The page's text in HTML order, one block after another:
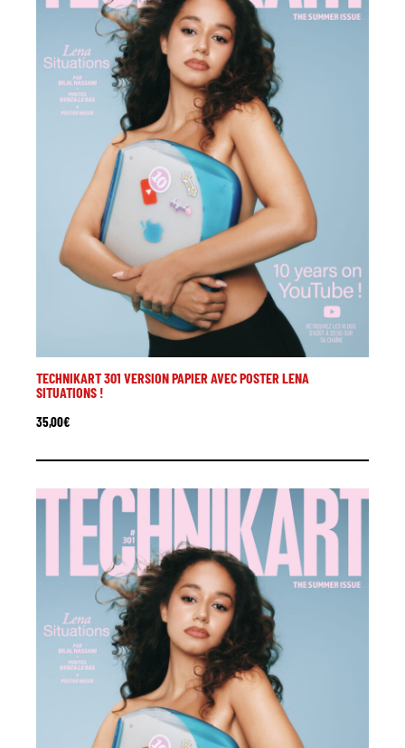
TECHNIKART 301 VERSION PAPIER AVEC POSTER LENA
SITUATIONS !
35,00€